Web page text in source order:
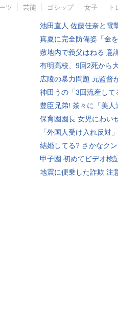
ツ 芸能 ゴシップ 女子 ト
池田直人 佐藤佳奈と電
真夏に完全防備姿「金を
敷地内で義父はねる 意
有明高校、9回2死から
広陵の暴力問題 元監督
神田うの「3回流産して
豊臣兄弟! 茶々に「美人
保育園園長 女児にわい
「外国人受け入れ反対
結婚してる? さかなク
甲子園 初めてビデオ検
地震に便乗した詐欺 注